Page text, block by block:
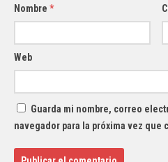
Nombre *
Web
Guarda mi nombre, correo
navegador para la próxima vez que